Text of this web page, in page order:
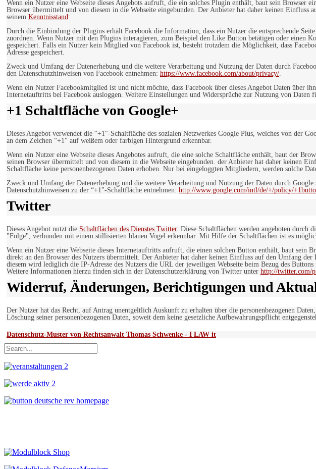
Wenn ein Nutzer eine Webseite dieses Angebots aufruft, die ein solches Plugin enthält, baut sein
Browser übermittelt und von diesem in die Webseite eingebunden. Der Anbieter hat daher keinen
seinem Kenntnisstand :
Durch die Einbindung der Plugins erhält Facebook die Information, dass ein Nutzer die entsprechende
zuordnen. Wenn Nutzer mit den Plugins interagieren, zum Beispiel den Like Button betätigen oder einen
gespeichert. Falls ein Nutzer kein Mitglied von Facebook ist, besteht trotzdem die Möglichkeit, dass
Adresse gespeichert.
Zweck und Umfang der Datenerhebung und die weitere Verarbeitung und Nutzung der Daten durch
den Datenschutzhinweisen von Facebook entnehmen: https://www.facebook.com/about/privacy/
Wenn ein Nutzer Facebookmitglied ist und nicht möchte, dass Facebook über dieses Angebot Daten über
Internetauftritts bei Facebook ausloggen. Weitere Einstellungen und Widersprüche zur Nutzung von
+1 Schaltfläche von Google+
Dieses Angebot verwendet die “+1″-Schaltfläche des sozialen Netzwerkes Google Plus, welches von
an dem Zeichen “+1″ auf weißem oder farbigen Hintergrund erkennbar.
Wenn ein Nutzer eine Webseite dieses Angebotes aufruft, die eine solche Schaltfläche enthält, baut der
seinen Browser übermittelt und von diesem in die Webseite eingebunden. der Anbieter hat daher keinen
Schaltfläche keine personenbezogenen Daten erhoben. Nur bei eingeloggten Mitgliedern, werden solche
Zweck und Umfang der Datenerhebung und die weitere Verarbeitung und Nutzung der Daten durch
Datenschutzhinweisen zu der “+1″-Schaltfläche entnehmen: http://www.google.com/intl/de/+/policy/
Twitter
Dieses Angebot nutzt die Schaltflächen des Dienstes Twitter. Diese Schaltflächen werden angeboten
"Folge", verbunden mit einem stillisierten blauen Vogel erkennbar. Mit Hilfe der Schaltflächen ist es
Wenn ein Nutzer eine Webseite dieses Internetauftritts aufruft, die einen solchen Button enthält, baut
direkt an den Browser des Nutzers übermittelt. Der Anbieter hat daher keinen Einfluss auf den Umfang
diesem wird lediglich die IP-Adresse des Nutzers die URL der jeweiligen Webseite beim Bezug des
Weitere Informationen hierzu finden sich in der Datenschutzerklärung von Twitter unter http://twitter.com/
Widerruf, Änderungen, Berichtigungen und
Der Nutzer hat das Recht, auf Antrag unentgeltlich Auskunft zu erhalten über die personenbezogenen
Löschung seiner personenbezogenen Daten, soweit dem keine gesetzliche Aufbewahrungspflicht
Datenschutz-Muster von Rechtsanwalt Thomas Schwenke - I LAW it